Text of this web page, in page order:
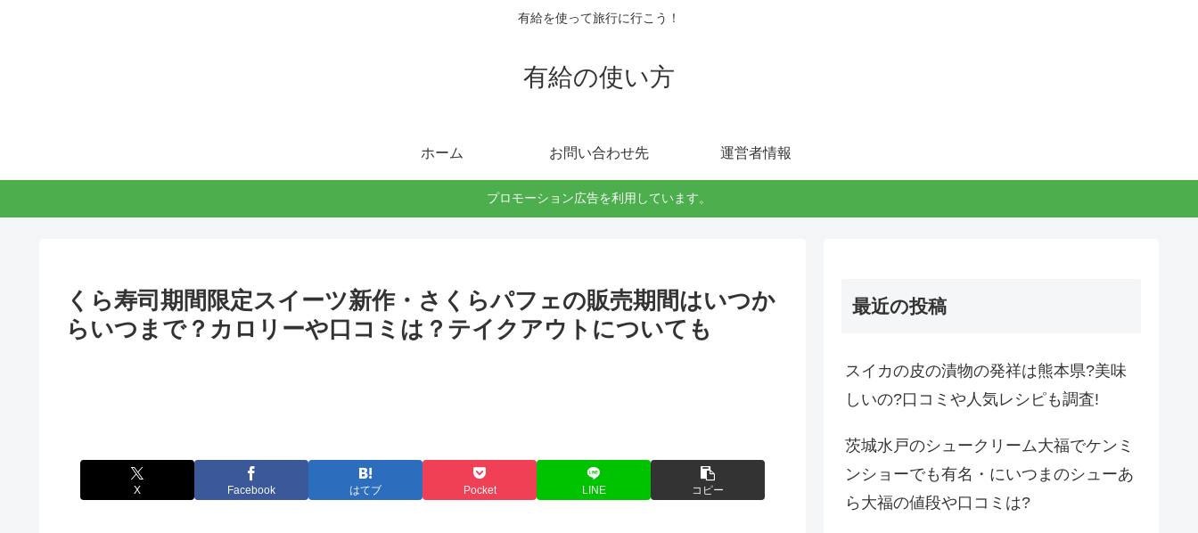
有給を使って旅行に行こう！
有給の使い方
ホーム お問い合わせ先 運営者情報
プロモーション広告を利用しています。
くら寿司期間限定スイーツ新作・さくらパフェの販売期間はいつか
らいつまで？カロリーや口コミは？テイクアウトについても
X Facebook はてブ Pocket LINE コピー
最近の投稿
スイカの皮の漬物の発祥は熊本県?美味
しいの?口コミや人気レシピも調査!
茨城水戸のシュークリーム大福でケンミ
ンショーでも有名・にいつまのシューあ
ら大福の値段や口コミは?